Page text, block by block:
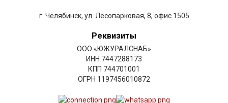
г. Челябинск, ул. Лесопарковая, 8, офис 1505
Реквизиты
ООО «ЮЖУРАЛСНАБ»
ИНН 7447288173
КПП 744701001
ОГРН 1197456010872